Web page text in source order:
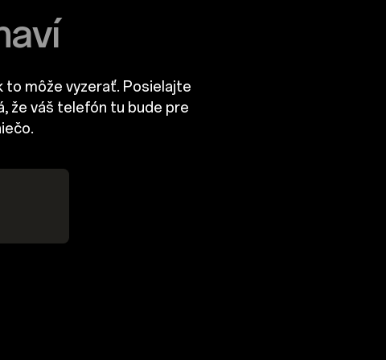
to môže vyzerať. Posielajte
že váš telefón tu bude pre